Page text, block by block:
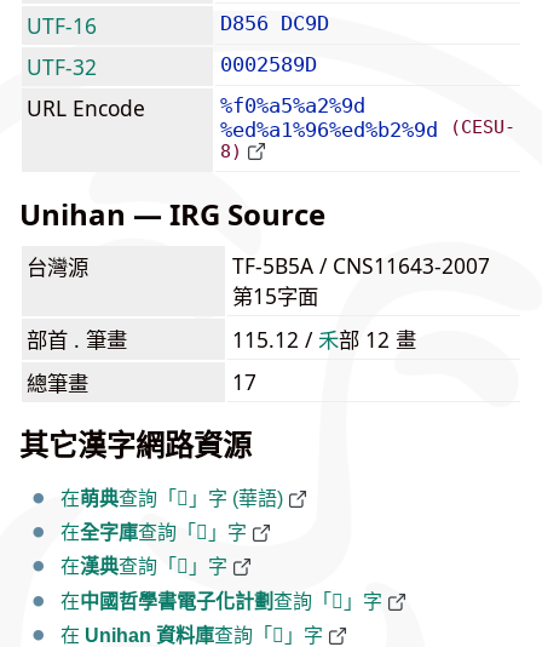
UTF-16 D856 DC9D
UTF-32 0002589D
URL Encode
%f0%a5%a2%9d
%ed%a1%96%ed%b2%9d
(CESU-
8)
Unihan — IRG Source
台灣源
TF-5B5A / CNS11643-2007
第15字面
部首 . 筆畫
115.12 /⽲部 12 畫
總筆畫
17
其它漢字網路資源
在萌典查詢「𥢝」字 (華語)
在全字庫查詢「𥢝」字
在漢典查詢「𥢝」字
在中國哲學書電子化計劃查詢「𥢝」字
在 Unihan 資料庫查詢「𥢝」字